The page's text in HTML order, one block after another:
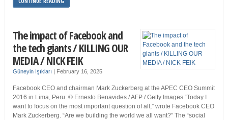
The impact of Facebook and
the tech giants / KILLING OUR
MEDIA / NICK FEIK
Güneyin Işıkları | February 16, 2025
Facebook CEO and chairman Mark Zuckerberg at the APEC CEO Summit
2016 in Lima, Peru. © Ernesto Benavides / AFP / Getty Images “Today I
want to focus on the most important question of all,” wrote Facebook CEO
Mark Zuckerberg. “Are we building the world we all want?” The “social